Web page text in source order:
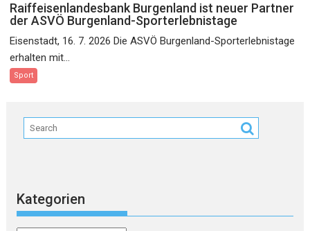
Raiffeisenlandesbank Burgenland ist neuer Partner
der ASVÖ Burgenland-Sporterlebnistage
Eisenstadt, 16. 7. 2026 Die ASVÖ Burgenland-Sporterlebnistage
erhalten mit...
Sport
Kategorien